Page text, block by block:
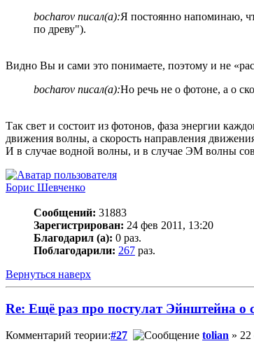
bocharov писал(а):Я постоянно напоминаю,
по древу").
Видно Вы и сами это понимаете, поэтому и не
bocharov писал(а):Но речь не о фотоне, а о
Так свет и состоит из фотонов, фаза энергии
движения волны, а скорость направления
И в случае водной волны, и в случае ЭМ волны
Борис Шевченко
Сообщений: 31883
Зарегистрирован: 24 фев 2011, 13:20
Благодарил (а): 0 раз.
Поблагодарили: 267 раз.
Вернуться наверх
Re: Ещё раз про постулат Эйнштейна о
Комментарий теории:#27 tolian » 22